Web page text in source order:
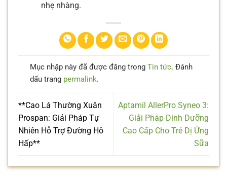
nhẹ nhàng.
Mục nhập này đã được đăng trong Tin tức. Đánh
dấu trang permalink.
**Cao Lá Thường Xuân
Prospan: Giải Pháp Tự
Nhiên Hỗ Trợ Đường Hô
Hấp**
Aptamil AllerPro Syneo 3:
Giải Pháp Dinh Dưỡng
Cao Cấp Cho Trẻ Dị Ứng
Sữa